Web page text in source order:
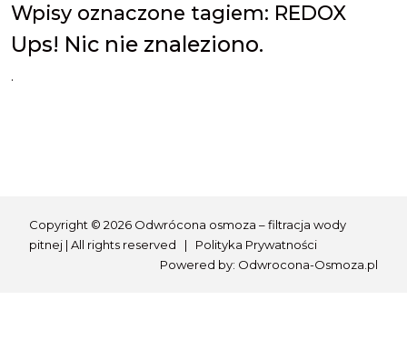
Wpisy oznaczone tagiem: REDOX
Ups! Nic nie znaleziono.
.
Copyright © 2026 Odwrócona osmoza – filtracja wody
pitnej | All rights reserved | Polityka Prywatności
Powered by: Odwrocona-Osmoza.pl